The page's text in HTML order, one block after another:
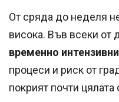
От сряда до неделя
висока. Във всеки от
временно
процеси и риск от
покрият почти цялата